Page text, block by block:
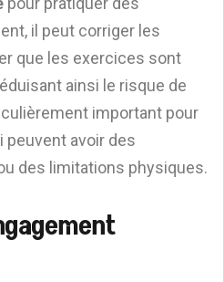
il peut corriger les
que les exercices sont
ainsi le risque de
important pour
peuvent avoir des
des limitations physiques.